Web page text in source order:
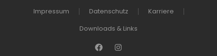
Impressum
Datenschutz
Karriere
Downloads & Links